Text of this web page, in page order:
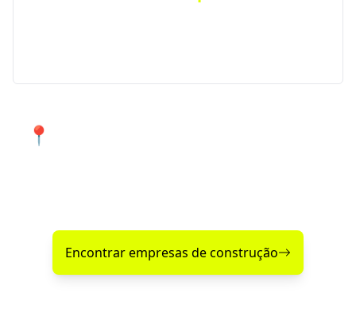
📍 Atendimento de qualidade em
Encontrar empresas de construção